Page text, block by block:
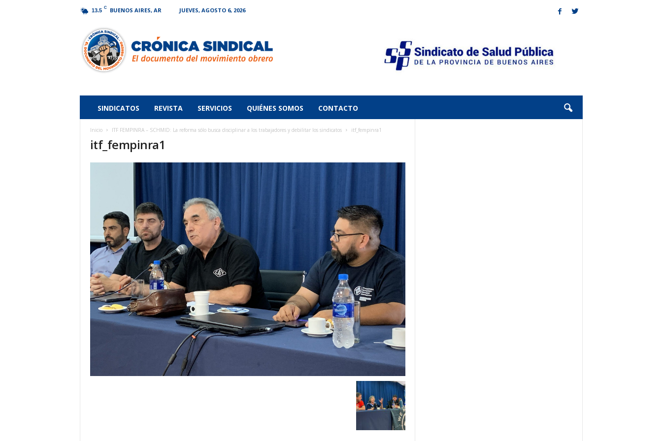
13.5 C BUENOS AIRES, AR JUEVES, AGOSTO 6, 2026
Sindical
SINDICATOS REVISTA SERVICIOS QUIÉNES SOMOS CONTACTO
Inicio ITF FEMPINRA – SCHMID: La reforma sólo busca disciplinar a los trabajadores y debilitar los sindicatos itf_fempinra1
itf_fempinra1